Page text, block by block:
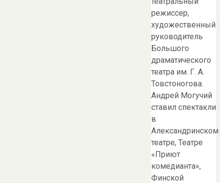
режиссер,
художественный
руководитель
Большого
драматического
театра им. Г. А.
Товстоногова.
Андрей Могучий
ставил спектакли
в
Александринском
театре, Театре
«Приют
комедианта»,
Финской